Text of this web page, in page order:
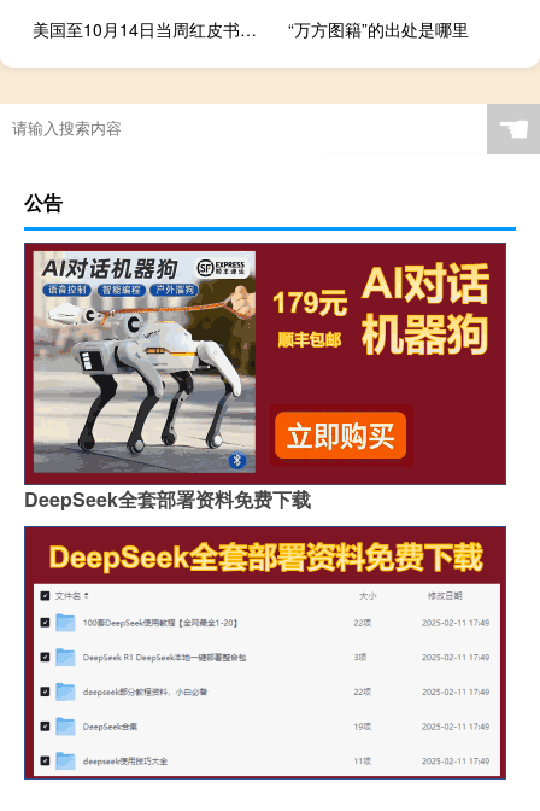
美国至10月14日当周红皮书商业零售销售年率 4.3%前值4%
“万方图籍”的出处是哪里
☚
公告
DeepSeek全套部署资料免费下载